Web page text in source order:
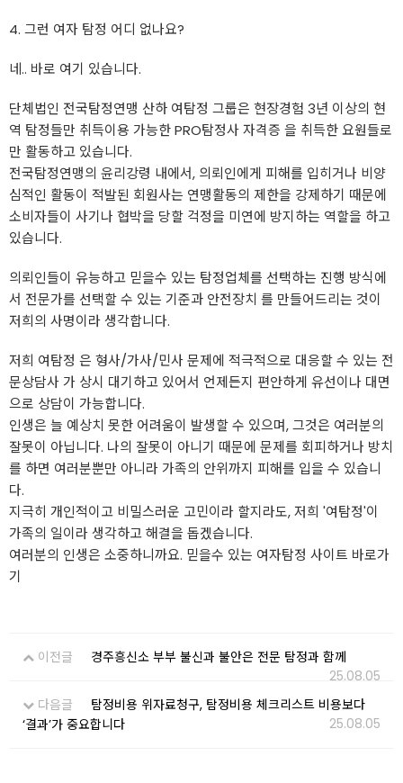
4. 그런 여자 탐정 어디 없나요?
네.. 바로 여기 있습니다.
단체법인 전국탐정연맹 산하 여탐정 그룹은 현장경험 3년 이상의 현
역 탐정들만 취득이용 가능한 PRO탐정사 자격증 을 취득한 요원들로
만 활동하고 있습니다.
전국탐정연맹의 윤리강령 내에서, 의뢰인에게 피해를 입히거나 비양
심적인 활동이 적발된 회원사는 연맹활동의 제한을 강제하기 때문에
소비자들이 사기나 협박을 당할 걱정을 미연에 방지하는 역할을 하고
있습니다.
의뢰인들이 유능하고 믿을수 있는 탐정업체를 선택하는 진행 방식에
서 전문가를 선택할 수 있는 기준과 안전장치 를 만들어드리는 것이
저희의 사명이라 생각합니다.
저희 여탐정 은 형사/가사/민사 문제에 적극적으로 대응할 수 있는 전
문상담사 가 상시 대기하고 있어서 언제든지 편안하게 유선이나 대면
으로 상담이 가능합니다.
인생은 늘 예상치 못한 어려움이 발생할 수 있으며, 그것은 여러분의
잘못이 아닙니다. 나의 잘못이 아니기 때문에 문제를 회피하거나 방치
를 하면 여러분뿐만 아니라 가족의 안위까지 피해를 입을 수 있습니
다.
지극히 개인적이고 비밀스러운 고민이라 할지라도, 저희 '여탐정'이
가족의 일이라 생각하고 해결을 돕겠습니다.
여러분의 인생은 소중하니까요. 믿을수 있는 여자탐정 사이트 바로가
기
이전글
경주흥신소 부부 불신과 불안은 전문 탐정과 함께
25.08.05
다음글
탐정비용 위자료청구, 탐정비용 체크리스트 비용보다
‘결과’가 중요합니다
25.08.05